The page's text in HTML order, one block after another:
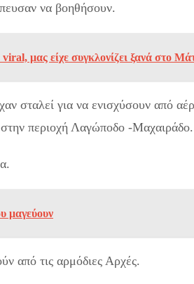
να βοηθήσουν.
μας είχε συγκλονίζει ξανά στο
σταλεί για να ενισχύσουν από
στην περιοχή Λαγώποδο -Μαχαιράδο.
μαγεύουν
από τις αρμόδιες Αρχές.